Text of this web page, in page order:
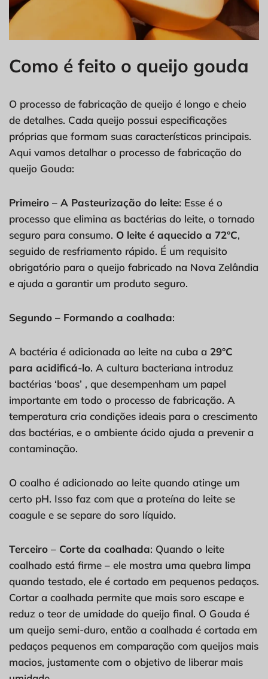
Como é feito o queijo gouda
O processo de fabricação de queijo é longo e cheio
de detalhes. Cada queijo possui especificações
próprias que formam suas características principais.
Aqui vamos detalhar o processo de fabricação do
queijo Gouda:
Primeiro – A Pasteurização do leite: Esse é o
processo que elimina as bactérias do leite, o tornado
seguro para consumo. O leite é aquecido a 72°C,
seguido de resfriamento rápido. É um requisito
obrigatório para o queijo fabricado na Nova Zelândia
e ajuda a garantir um produto seguro.
Segundo – Formando a coalhada:
A bactéria é adicionada ao leite na cuba a 29°C
para acidificá-lo. A cultura bacteriana introduz
bactérias ‘boas’ , que desempenham um papel
importante em todo o processo de fabricação. A
temperatura cria condições ideais para o crescimento
das bactérias, e o ambiente ácido ajuda a prevenir a
contaminação.
O coalho é adicionado ao leite quando atinge um
certo pH. Isso faz com que a proteína do leite se
coagule e se separe do soro líquido.
Terceiro – Corte da coalhada: Quando o leite
coalhado está firme – ele mostra uma quebra limpa
quando testado, ele é cortado em pequenos pedaços.
Cortar a coalhada permite que mais soro escape e
reduz o teor de umidade do queijo final. O Gouda é
um queijo semi-duro, então a coalhada é cortada em
pedaços pequenos em comparação com queijos mais
macios, justamente com o objetivo de liberar mais